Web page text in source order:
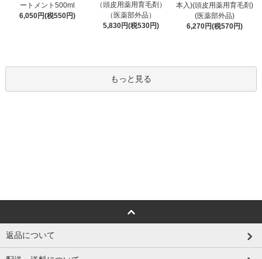
ートメント500ml
6,050円(税550円)
（頭皮用薬用育毛剤）
（医薬部外品）
5,830円(税530円)
本入)(頭皮用薬用育毛剤)
(医薬部外品)
6,270円(税570円)
もっと見る
返品について